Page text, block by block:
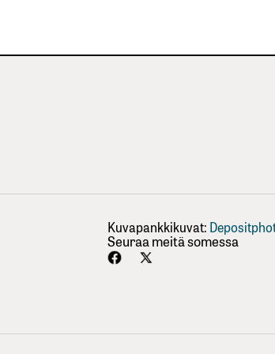
Kuvapankkikuvat:
Seuraa meitä somessa